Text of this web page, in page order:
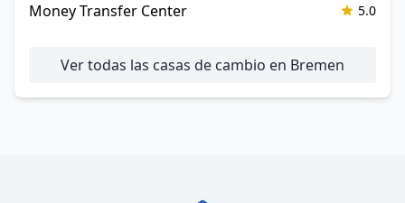
Money Transfer Center 5.0
Ver todas las casas de cambio en Bremen